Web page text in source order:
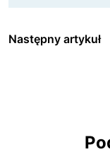
Następny artykuł